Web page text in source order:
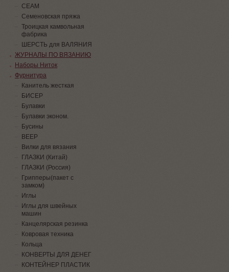
СЕАМ
Семеновская пряжа
Троицкая камвольная
фабрика
ШЕРСТЬ для ВАЛЯНИЯ
ЖУРНАЛЫ ПО ВЯЗАНИЮ
Наборы Ниток
Фурнитура
Канитель жесткая
БИСЕР
Булавки
Булавки эконом.
Бусины
ВЕЕР
Вилки для вязания
ГЛАЗКИ (Китай)
ГЛАЗКИ (Россия)
Грипперы(пакет с
замком)
Иглы
Иглы для швейных
машин
Канцелярская резинка
Ковровая техника
Кольца
КОНВЕРТЫ ДЛЯ ДЕНЕГ
КОНТЕЙНЕР ПЛАСТИК